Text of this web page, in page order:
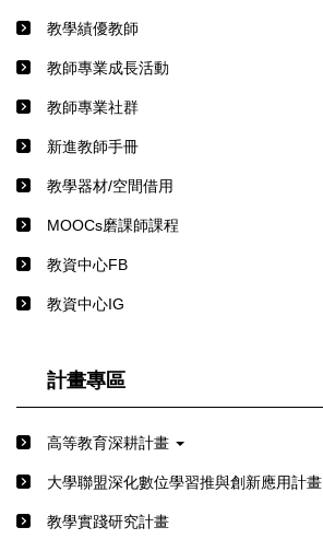
教學績優教師
教師專業成長活動
教師專業社群
新進教師手冊
教學器材/空間借用
MOOCs磨課師課程
教資中心FB
教資中心IG
計畫專區
高等教育深耕計畫
⼤學聯盟深化數位學習推與創新應⽤計畫
教學實踐研究計畫